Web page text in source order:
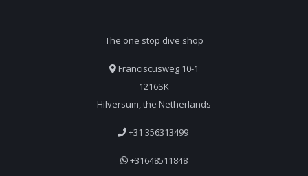
The one stop dive shop
Franciscusweg 10-1
1216SK
Hilversum, the Netherlands
+31 356313499
+31648511848